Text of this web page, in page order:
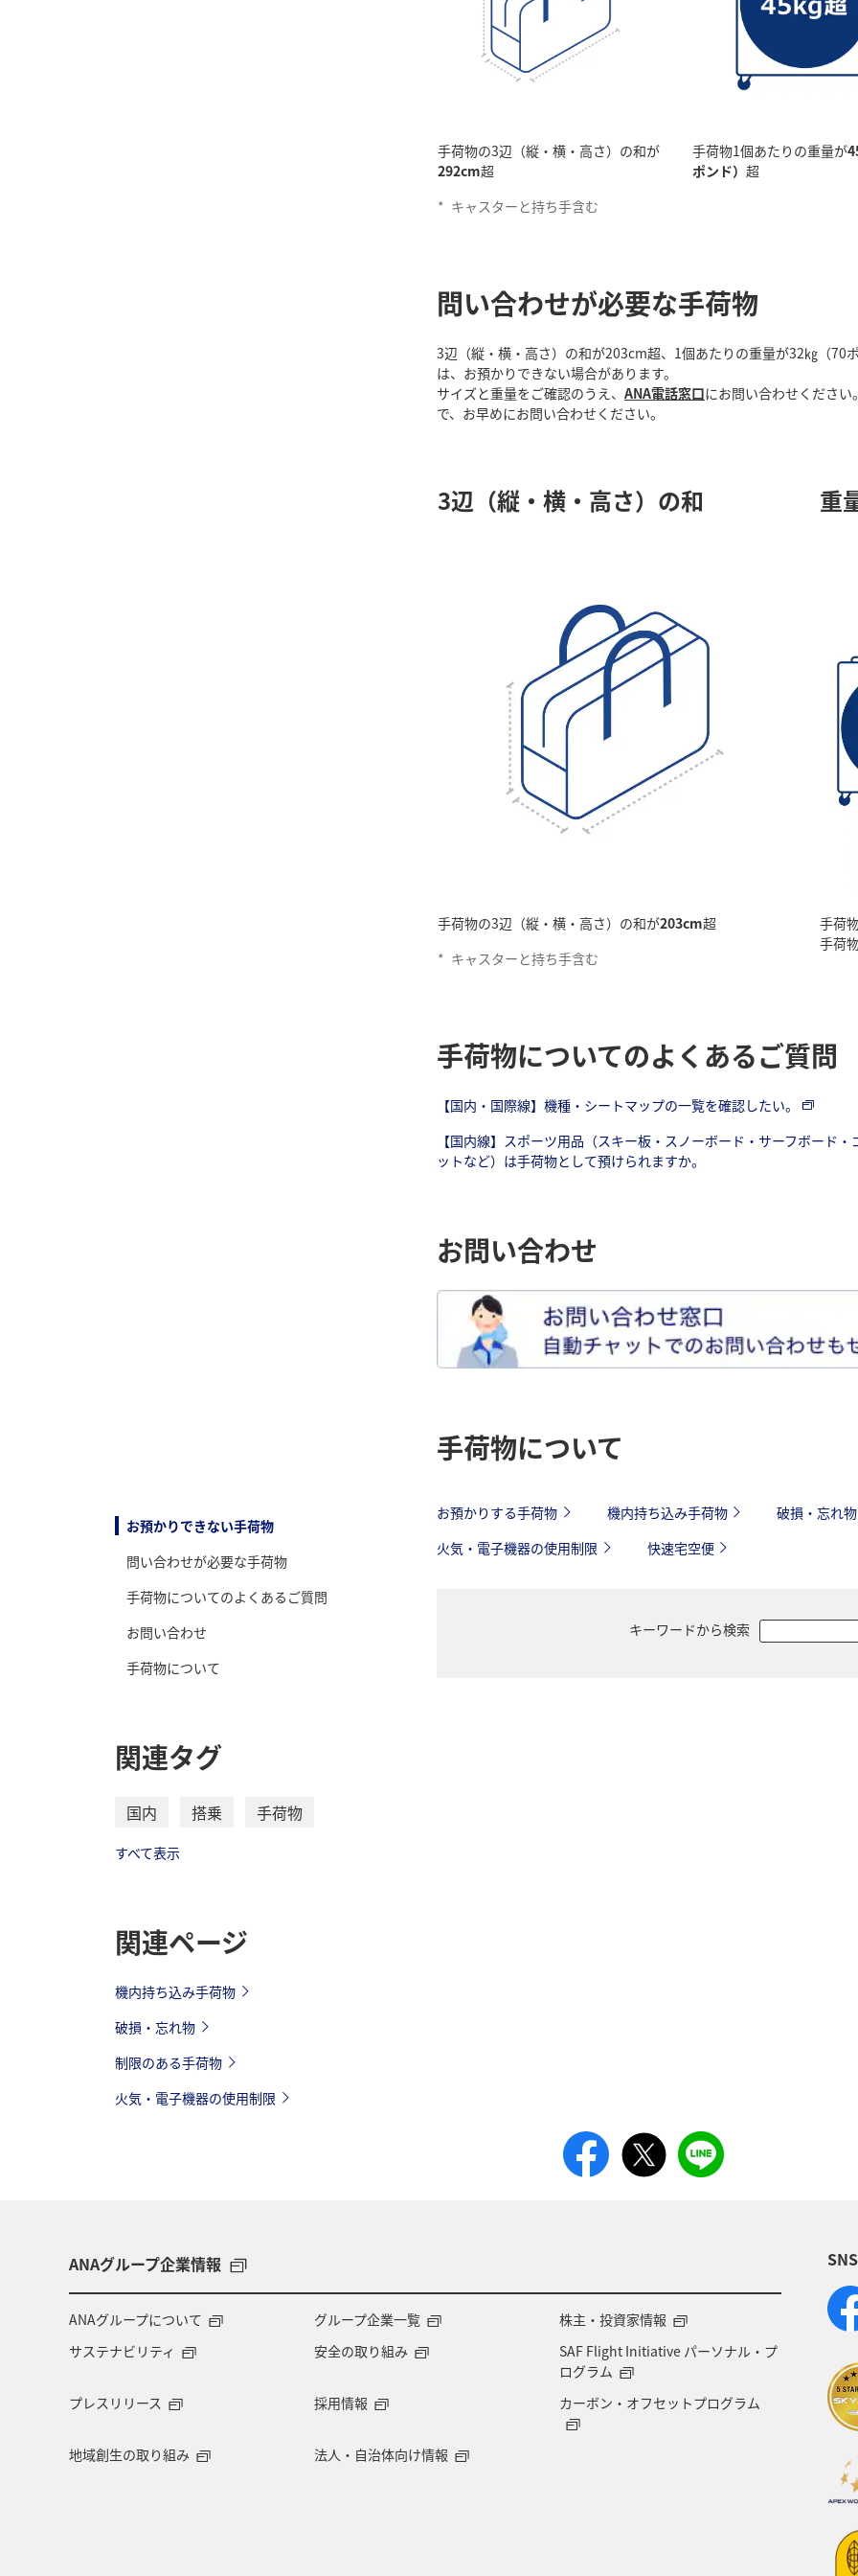
お預かりできない手荷物
問い合わせが必要な手荷物
手荷物についてのよくあるご質問
お問い合わせ
手荷物について
手荷物の3辺（縦・横・高さ）の和が
292cm超
* キャスターと持ち手含む
手荷物1個あたりの重量が
ポンド） 超
問い合わせが必要な手荷物
3辺（縦・横・高さ）の和が203cm超、1個あたりの重量が32㎏（70
は、お預かりできない場合があります。
サイズと重量をご確認のうえ、 ANA電話窓口にお問い合わせくださ
で、お早めにお問い合わせください。
3辺（縦・横・高さ）の和
手荷物の3辺（縦・横・高さ）の和が203cm超
* キャスターと持ち手含む
重
手荷
手荷
手荷物についてのよくあるご質問
【国内・国際線】機種・シートマップの一覧を確認したい。
【国内線】スポーツ用品（スキー板・スノーボード・サーフボード
ットなど）は手荷物として預けられますか。
お問い合わせ
手荷物について
お預かりする手荷物 機内持ち込み手荷物
破損・忘れ物
火気・電子機器の使用制限
快速宅空便
キーワードから検索
関連タグ
国内 搭乗 手荷物
すべて表示
関連ページ
機内持ち込み手荷物
破損・忘れ物
制限のある手荷物
火気・電子機器の使用制限
ANAグループ企業情報
ANAグループについて グループ企業一覧
株主・投資家情報
サステナビリティ
安全の取り組み
SAF Flight Initiative パーソナル・プ
ログラム
プレスリリース
採用情報 カーボン・オフセットプログラム
地域創生の取り組み 法人・自治体向け情報